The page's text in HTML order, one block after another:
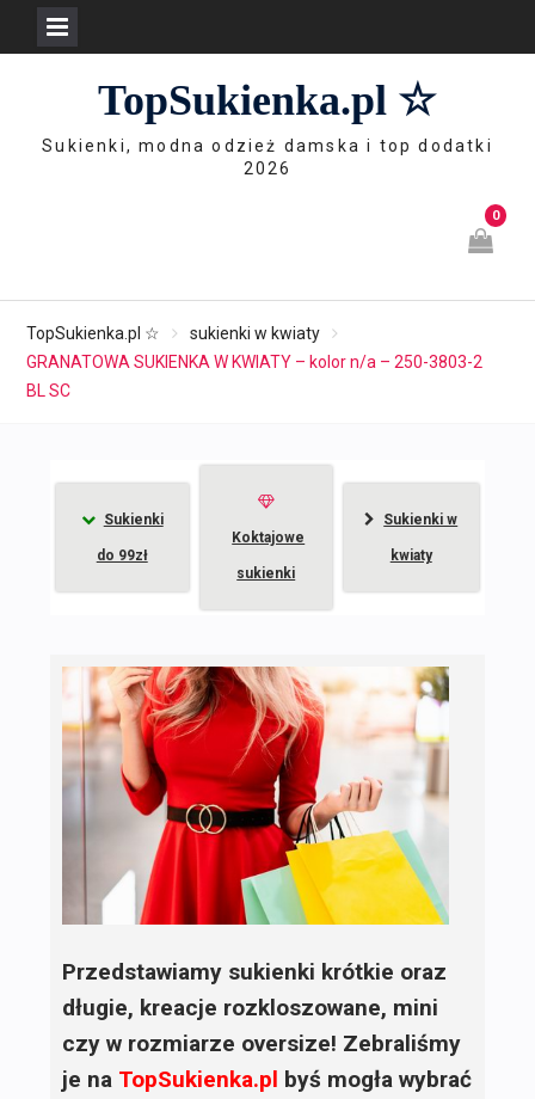
TopSukienka.pl ☆
Sukienki, modna odzież damska i top dodatki
2026
0
TopSukienka.pl ☆
sukienki w kwiaty
GRANATOWA SUKIENKA W KWIATY – kolor n/a – 250-3803-2
BL SC
Sukienki
do 99zł
Koktajowe
sukienki
Sukienki w
kwiaty
Przedstawiamy sukienki krótkie oraz
długie, kreacje rozkloszowane, mini
czy w rozmiarze oversize! Zebraliśmy
je na TopSukienka.pl byś mogła wybrać